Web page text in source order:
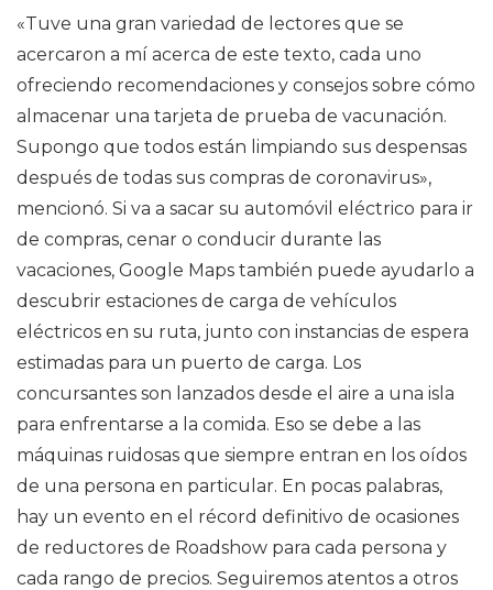
«Tuve una gran variedad de lectores que se
acercaron a mí acerca de este texto, cada uno
ofreciendo recomendaciones y consejos sobre cómo
almacenar una tarjeta de prueba de vacunación.
Supongo que todos están limpiando sus despensas
después de todas sus compras de coronavirus»,
mencionó. Si va a sacar su automóvil eléctrico para ir
de compras, cenar o conducir durante las
vacaciones, Google Maps también puede ayudarlo a
descubrir estaciones de carga de vehículos
eléctricos en su ruta, junto con instancias de espera
estimadas para un puerto de carga. Los
concursantes son lanzados desde el aire a una isla
para enfrentarse a la comida. Eso se debe a las
máquinas ruidosas que siempre entran en los oídos
de una persona en particular. En pocas palabras,
hay un evento en el récord definitivo de ocasiones
de reductores de Roadshow para cada persona y
cada rango de precios. Seguiremos atentos a otros